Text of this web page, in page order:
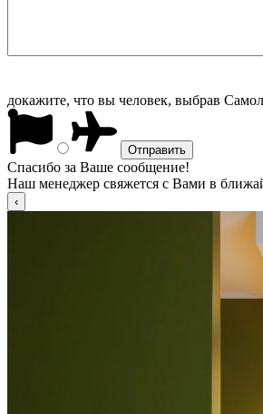
докажите, что вы человек, выбрав
Спасибо за Ваше сообщение!
Наш менеджер свяжется с Вами в